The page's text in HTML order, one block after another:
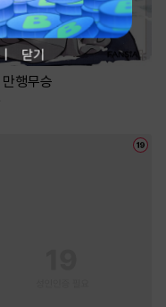
만행무승
닫기